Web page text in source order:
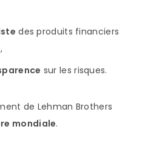
des produits financiers
sur les risques.
de Lehman Brothers
mondiale.